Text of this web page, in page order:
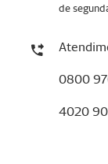
de
0800
4020